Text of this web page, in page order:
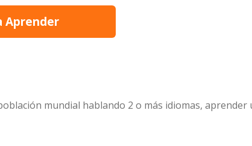
Aprender
mundial hablando 2 o más idiomas,